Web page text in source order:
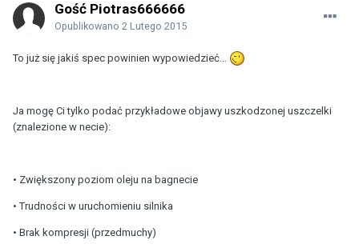
Gość Piotras666666
Opublikowano 2 Lutego 2015
To już się jakiś spec powinien wypowiedzieć...
Ja mogę Ci tylko podać przykładowe objawy uszkodzonej uszczelki
(znalezione w necie):
• Zwiększony poziom oleju na bagnecie
• Trudności w uruchomieniu silnika
• Brak kompresji (przedmuchy)